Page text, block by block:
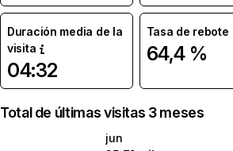
Duración media de la
visita
04:32
Tasa de rebote
64,4 %
Total de últimas visitas 3 meses
jun